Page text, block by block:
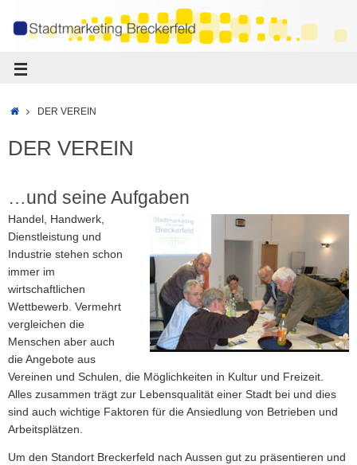
DER VEREIN
DER VEREIN
…und seine Aufgaben
Handel, Handwerk,
Dienstleistung und
Industrie stehen schon
immer im
wirtschaftlichen
Wettbewerb. Vermehrt
vergleichen die
Menschen aber auch
die Angebote aus
Vereinen und Schulen, die Möglichkeiten in Kultur und Freizeit.
Alles zusammen trägt zur Lebensqualität einer Stadt bei und dies
sind auch wichtige Faktoren für die Ansiedlung von Betrieben und
Arbeitsplätzen.
Um den Standort Breckerfeld nach Aussen gut zu präsentieren und